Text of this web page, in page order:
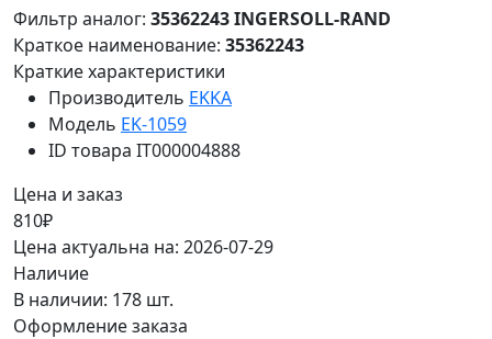
Фильтр аналог: 35362243 INGERSOLL-RAND
Краткое наименование: 35362243
Краткие характеристики
Производитель EKKA
Модель EK-1059
ID товара IT000004888
Цена и заказ
810₽
Цена актуальна на: 2026-07-29
Наличие
В наличии: 178 шт.
Оформление заказа